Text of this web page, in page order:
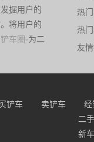
掘用户的
将用户的
铲车圈-为二
蚌
热
蚌
热
友
铲车 卖铲车
二
新